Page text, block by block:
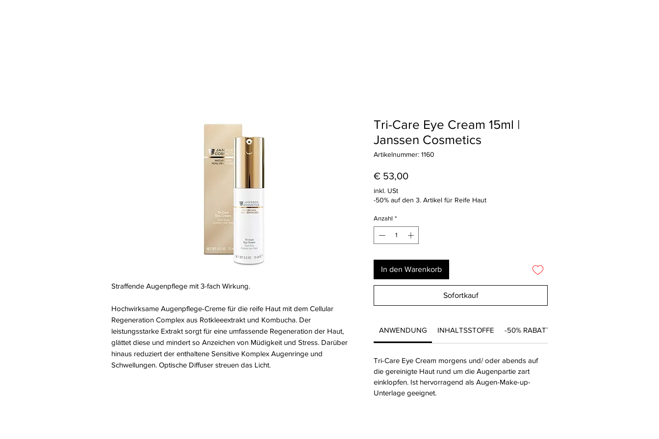
Straffende Augenpflege mit 3-fach Wirkung.
Hochwirksame Augenpflege-Creme für die reife Haut mit dem Cellular
Regeneration Complex aus Rotkleeextrakt und Kombucha. Der
leistungsstarke Extrakt sorgt für eine umfassende Regeneration der Haut,
glättet diese und mindert so Anzeichen von Müdigkeit und Stress. Darüber
hinaus reduziert der enthaltene Sensitive Komplex Augenringe und
Schwellungen. Optische Diffuser streuen das Licht.
Tri-Care Eye Cream 15ml |
Janssen Cosmetics
Artikelnummer: 1160
€ 53,00Preis
inkl. USt
-50% auf den 3. Artikel für Reife Haut
Anzahl *
In den Warenkorb
Sofortkauf
ANWENDUNG INHALTSSTOFFE -50% RABATT
Tri-Care Eye Cream morgens und/ oder abends auf
die gereinigte Haut rund um die Augenpartie zart
einklopfen. Ist hervorragend als Augen-Make-up-
Unterlage geeignet.